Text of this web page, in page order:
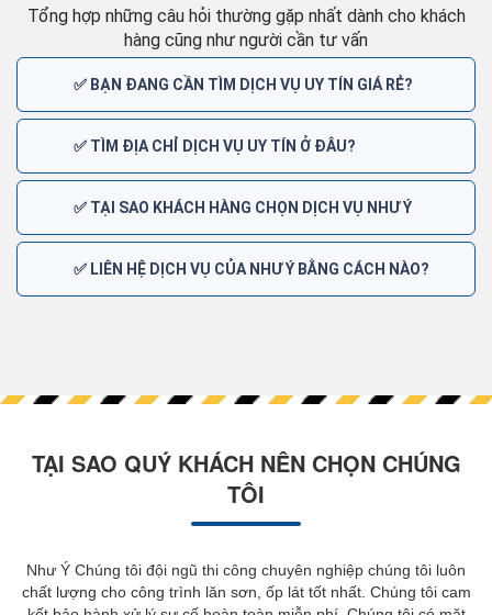
Tổng hợp những câu hỏi thường gặp nhất dành cho khách
hàng cũng như người cần tư vấn
✅ BẠN ĐANG CẦN TÌM DỊCH VỤ UY TÍN GIÁ RẺ?
✅ TÌM ĐỊA CHỈ DỊCH VỤ UY TÍN Ở ĐÂU?
✅ TẠI SAO KHÁCH HÀNG CHỌN DỊCH VỤ NHƯ Ý
✅ LIÊN HỆ DỊCH VỤ CỦA NHƯ Ý BẰNG CÁCH NÀO?
TẠI SAO QUÝ KHÁCH NÊN CHỌN CHÚNG
TÔI
Như Ý Chúng tôi đội ngũ thi công chuyên nghiệp chúng tôi luôn
chất lượng cho công trình lăn sơn, ốp lát tốt nhất. Chúng tôi cam